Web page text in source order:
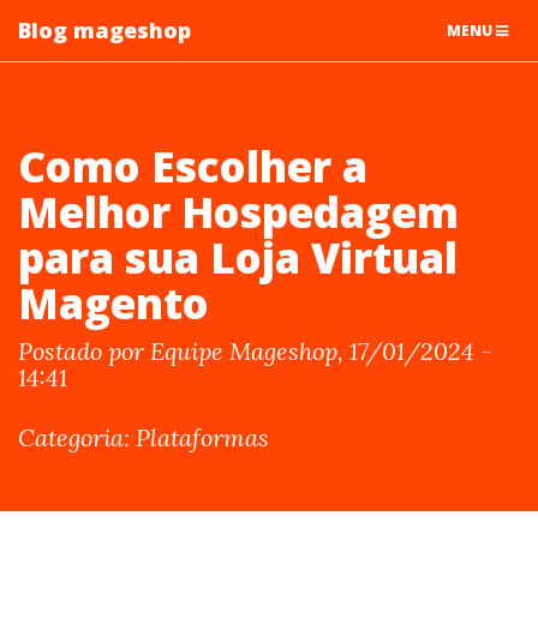
TOGGLE
MENU
Blog mageshop
Como Escolher a
Melhor Hospedagem
para sua Loja Virtual
Magento
Postado por Equipe Mageshop, 17/01/2024 -
14:41
Categoria: Plataformas